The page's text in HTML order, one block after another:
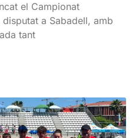
el Campionat
disputat a Sabadell, amb
tant